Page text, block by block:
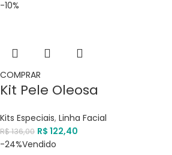
-10%
COMPRAR
Kit Pele Oleosa
Kits Especiais, Linha Facial
R$136,00 R$ 122,40
-24%Vendido